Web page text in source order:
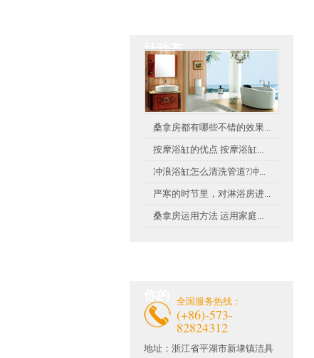
址动态
桑拿房都有哪些不错的效果...
按摩浴缸的优点 按摩浴缸...
冲浪浴缸怎么清洗管道?冲...
严寒的时节里，对淋浴房进...
桑拿房运用方法 运用家庭...
全国服务热线：
(+86)-573-
82824312
地址： 浙江省平湖市新埭镇洁具